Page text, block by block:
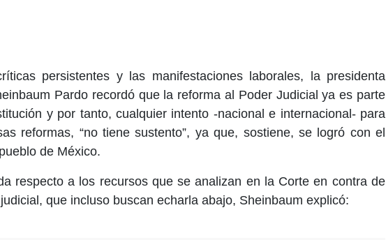
persistentes y las manifestaciones laborales, la presidenta
Pardo recordó que la reforma al Poder Judicial ya es parte
y por tanto, cualquier intento -nacional e internacional- para
reformas, “no tiene sustento”, ya que, sostiene, se logró con el
de México.
respecto a los recursos que se analizan en la Corte en contra de
que incluso buscan echarla abajo, Sheinbaum explicó: